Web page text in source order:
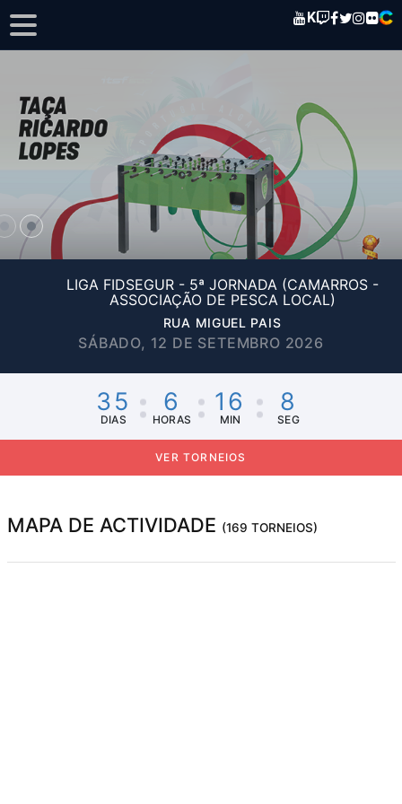
K
LIGA FIDSEGUR - 5ª JORNADA (CAMARROS -
ASSOCIAÇÃO DE PESCA LOCAL)
RUA MIGUEL PAIS
SÁBADO, 12 DE SETEMBRO 2026
35
DIAS
6
HORAS
16
MIN
8
SEG
VER TORNEIOS
MAPA DE ACTIVIDADE (169 TORNEIOS)